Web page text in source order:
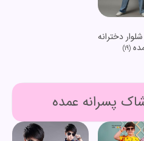
دخترانه
(19)
پسرانه عمده